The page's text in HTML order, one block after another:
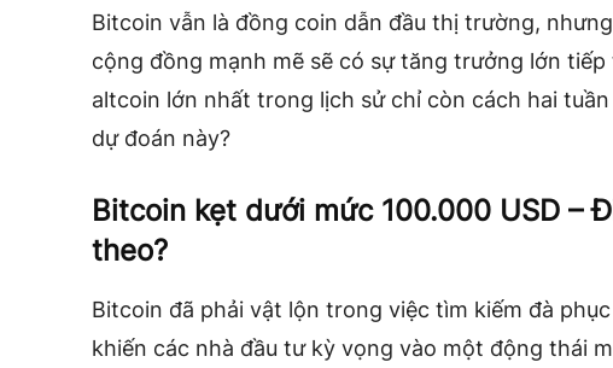
Bitcoin vẫn là đồng coin dẫn đầu thị trường,
cộng đồng mạnh mẽ sẽ có sự tăng trưởng lớn
altcoin lớn nhất trong lịch sử chỉ còn cách hai
dự đoán này?
Bitcoin kẹt dưới mức 100.000 USD –
theo?
Bitcoin đã phải vật lộn trong việc tìm kiếm đà
khiến các nhà đầu tư kỳ vọng vào một động thái